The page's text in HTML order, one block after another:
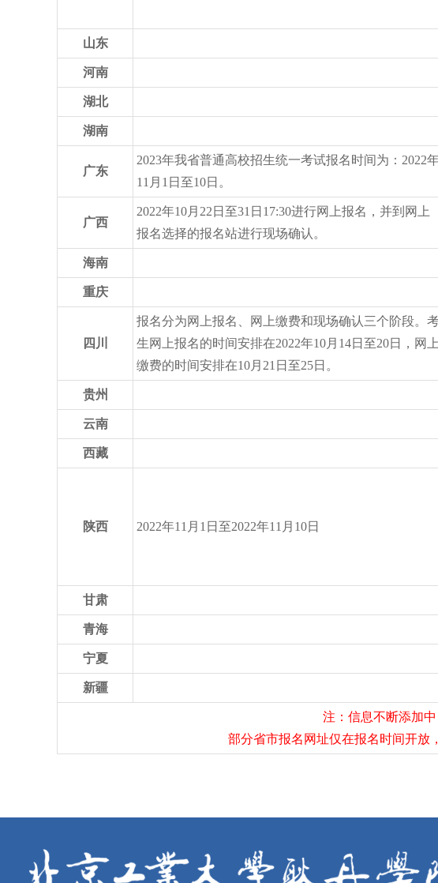
山东
河南
湖北
湖南
广东
2023年我省普通高校招生统一考试报名时间为：2022
11月1日至10日。
广西
2022年10月22日至31日17:30进行网上报名，并到网上
报名选择的报名站进行现场确认。
海南
重庆
四川
报名分为网上报名、网上缴费和现场确认三个阶段。
生网上报名的时间安排在2022年10月14日至20日，网上
缴费的时间安排在10月21日至25日。
贵州
云南
西藏
陕西 2022年11月1日至2022年11月10日
甘肃
青海
宁夏
新疆
注：信息不断添加
部分省市报名网址仅在报名时间开放